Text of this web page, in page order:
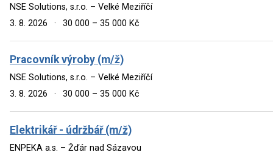
NSE Solutions, s.r.o. – Velké Meziříčí
3. 8. 2026
· 30 000 – 35 000 Kč
Pracovník výroby (m/ž)
NSE Solutions, s.r.o. – Velké Meziříčí
3. 8. 2026
· 30 000 – 35 000 Kč
Elektrikář - údržbář (m/ž)
ENPEKA a.s. – Žďár nad Sázavou